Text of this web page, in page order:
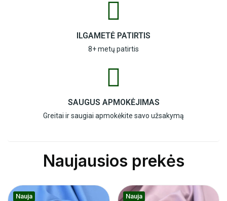
ILGAMETĖ PATIRTIS
8+ metų patirtis
SAUGUS APMOKĖJIMAS
Greitai ir saugiai apmokėkite savo užsakymą
Naujausios prekės
Nauja Nauja